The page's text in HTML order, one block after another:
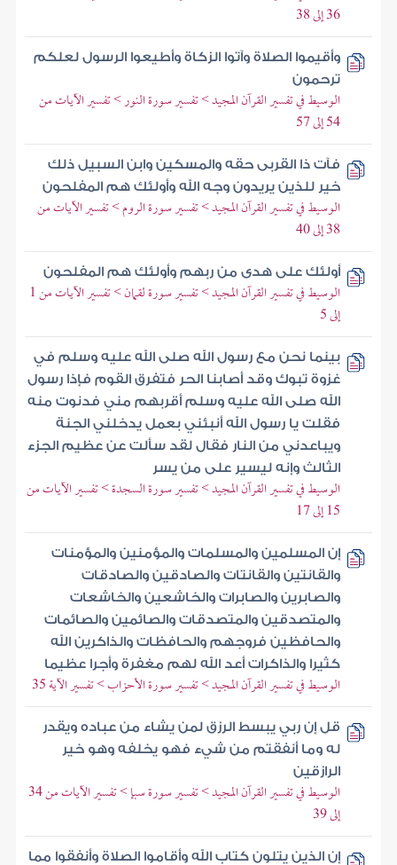
36 إلى 38
وأقيموا الصلاة وآتوا الزكاة وأطيعوا الرسول لعلكم
ترحمون
الوسيط في تفسير القرآن المجيد > تفسير سورة النور > تفسير الآيات من
54 إلى 57
فآت ذا القربى حقه والمسكين وابن السبيل ذلك
خير للذين يريدون وجه الله وأولئك هم المفلحون
الوسيط في تفسير القرآن المجيد > تفسير سورة الروم > تفسير الآيات من
38 إلى 40
أولئك على هدى من ربهم وأولئك هم المفلحون
الوسيط في تفسير القرآن المجيد > تفسير سورة لقمان > تفسير الآيات من 1
إلى 5
بينما نحن مع رسول الله صلى الله عليه وسلم في
غزوة تبوك وقد أصابنا الحر فتفرق القوم فإذا رسول
الله صلى الله عليه وسلم أقربهم مني فدنوت منه
فقلت يا رسول الله أنبئني بعمل يدخلني الجنة
ويباعدني من النار فقال لقد سألت عن عظيم الجزء
الثالث وإنه ليسير على من يسر
الوسيط في تفسير القرآن المجيد > تفسير سورة السجدة > تفسير الآيات من
15 إلى 17
إن المسلمين والمسلمات والمؤمنين والمؤمنات
والقانتين والقانتات والصادقين والصادقات
والصابرين والصابرات والخاشعين والخاشعات
والمتصدقين والمتصدقات والصائمين والصائمات
والحافظين فروجهم والحافظات والذاكرين الله
كثيرا والذاكرات أعد الله لهم مغفرة وأجرا عظيما
الوسيط في تفسير القرآن المجيد > تفسير سورة الأحزاب > تفسير الآية 35
قل إن ربي يبسط الرزق لمن يشاء من عباده ويقدر
له وما أنفقتم من شيء فهو يخلفه وهو خير
الرازقين
الوسيط في تفسير القرآن المجيد > تفسير سورة سبإ > تفسير الآيات من 34
إلى 39
إن الذين يتلون كتاب الله وأقاموا الصلاة وأنفقوا مما